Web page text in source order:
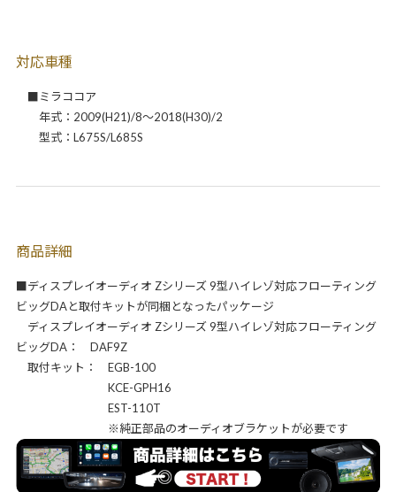
対応車種
■ミラココア
年式：2009(H21)/8～2018(H30)/2
型式：L675S/L685S
商品詳細
■ディスプレイオーディオ Zシリーズ 9型ハイレゾ対応フローティング
ビッグDAと取付キットが同梱となったパッケージ
ディスプレイオーディオ Zシリーズ 9型ハイレゾ対応フローティング
ビッグDA： DAF9Z
取付キット： EGB-100
KCE-GPH16
EST-110T
※純正部品のオーディオブラケットが必要です